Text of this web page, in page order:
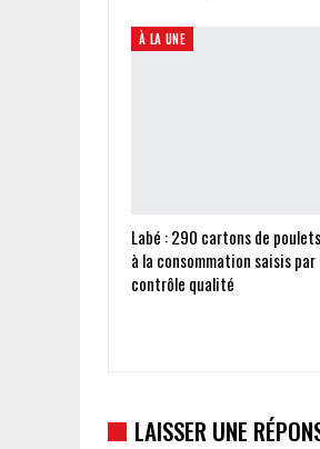
À LA UNE
Labé : 290 cartons de
à la consommation saisis
contrôle qualité
LAISSER UNE